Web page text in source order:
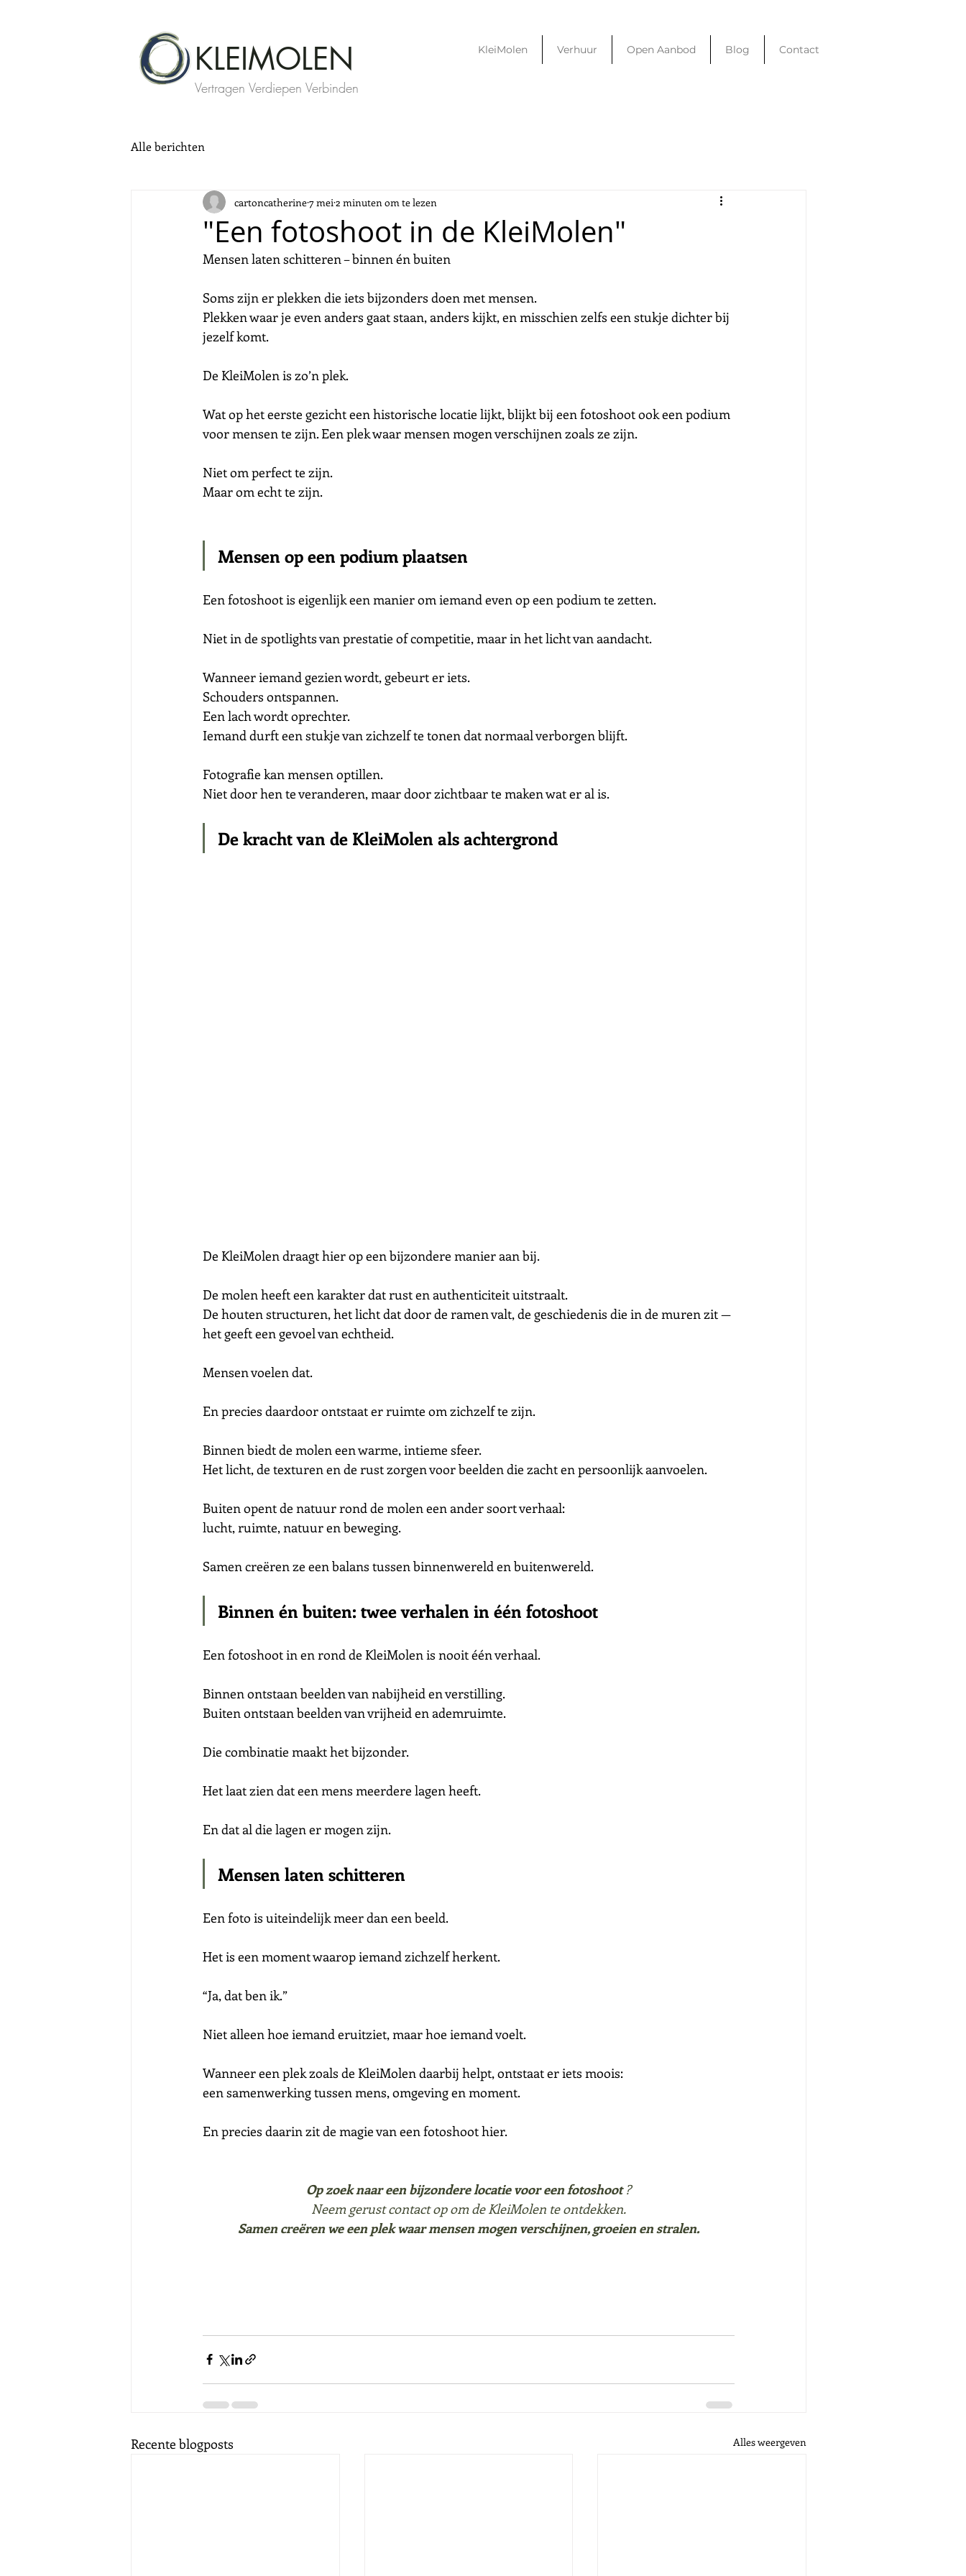
KLEIMOLEN
Vertragen Verdiepen Verbinden
KleiMolen Verhuur Open Aanbod Blog Contact
Alle berichten
"Een fotoshoot in de KleiMolen"
cartoncatherine7 mei 2 minuten om te lezen
Mensen laten schitteren – binnen én buiten
Soms zijn er plekken die iets bijzonders doen met mensen.
Plekken waar je even anders gaat staan, anders kijkt, en misschien zelfs een stukje dichter bij
jezelf komt.
De KleiMolen is zo’n plek.
Wat op het eerste gezicht een historische locatie lijkt, blijkt bij een fotoshoot ook een podium
voor mensen te zijn. Een plek waar mensen mogen verschijnen zoals ze zijn.
Niet om perfect te zijn.
Maar om echt te zijn.
Mensen op een podium plaatsen
Een fotoshoot is eigenlijk een manier om iemand even op een podium te zetten.
Niet in de spotlights van prestatie of competitie, maar in het licht van aandacht.
Wanneer iemand gezien wordt, gebeurt er iets.
Schouders ontspannen.
Een lach wordt oprechter.
Iemand durft een stukje van zichzelf te tonen dat normaal verborgen blijft.
Fotografie kan mensen optillen.
Niet door hen te veranderen, maar door zichtbaar te maken wat er al is.
De kracht van de KleiMolen als achtergrond
De KleiMolen draagt hier op een bijzondere manier aan bij.
De molen heeft een karakter dat rust en authenticiteit uitstraalt.
De houten structuren, het licht dat door de ramen valt, de geschiedenis die in de muren zit —
het geeft een gevoel van echtheid.
Mensen voelen dat.
En precies daardoor ontstaat er ruimte om zichzelf te zijn.
Binnen biedt de molen een warme, intieme sfeer.
Het licht, de texturen en de rust zorgen voor beelden die zacht en persoonlijk aanvoelen.
Buiten opent de natuur rond de molen een ander soort verhaal:
lucht, ruimte, natuur en beweging.
Samen creëren ze een balans tussen binnenwereld en buitenwereld.
Binnen én buiten: twee verhalen in één fotoshoot
Een fotoshoot in en rond de KleiMolen is nooit één verhaal.
Binnen ontstaan beelden van nabijheid en verstilling.
Buiten ontstaan beelden van vrijheid en ademruimte.
Die combinatie maakt het bijzonder.
Het laat zien dat een mens meerdere lagen heeft.
En dat al die lagen er mogen zijn.
Mensen laten schitteren
Een foto is uiteindelijk meer dan een beeld.
Het is een moment waarop iemand zichzelf herkent.
“Ja, dat ben ik.”
Niet alleen hoe iemand eruitziet, maar hoe iemand voelt.
Wanneer een plek zoals de KleiMolen daarbij helpt, ontstaat er iets moois:
een samenwerking tussen mens, omgeving en moment.
En precies daarin zit de magie van een fotoshoot hier.
Op zoek naar een bijzondere locatie voor een fotoshoot ?
Neem gerust contact op om de KleiMolen te ontdekken.
Samen creëren we een plek waar mensen mogen verschijnen, groeien en stralen.
Recente blogposts Alles weergeven